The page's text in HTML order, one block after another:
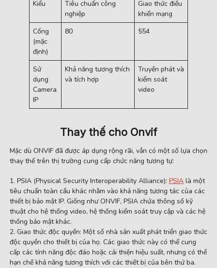
Kiểu
Tiêu chuẩn công
nghiệp
Giao thức điều
khiển mạng
Cổng
(mặc
định)
80 554
Sử
dụng
Camera
IP
Khả năng tương thích
và tích hợp
Truyền phát và
kiểm soát
video
Thay thế cho Onvif
Mặc dù ONVIF đã được áp dụng rộng rãi, vẫn có một số lựa chọn
thay thế trên thị trường cung cấp chức năng tương tự:
PSIA (Physical Security Interoperability Alliance): PSIA là một
tiêu chuẩn toàn cầu khác nhằm vào khả năng tương tác của các
thiết bị bảo mật IP. Giống như ONVIF, PSIA chứa thông số kỹ
thuật cho hệ thống video, hệ thống kiểm soát truy cập và các hệ
thống bảo mật khác.
Giao thức độc quyền: Một số nhà sản xuất phát triển giao thức
độc quyền cho thiết bị của họ. Các giao thức này có thể cung
cấp các tính năng độc đáo hoặc cải thiện hiệu suất, nhưng có thể
hạn chế khả năng tương thích với các thiết bị của bên thứ ba.